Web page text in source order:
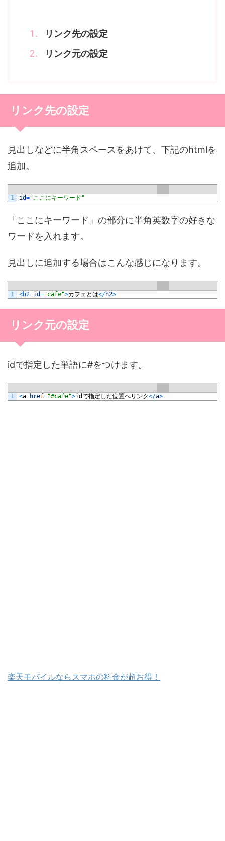
リンク先の設定
リンク元の設定
リンク先の設定
見出しなどに半角スペースをあけて、下記のhtmlを
追加。
1 id="ここにキーワード"
「ここにキーワード」の部分に半角英数字の好きな
ワードを入れます。
見出しに追加する場合はこんな感じになります。
1 <h2 id="cafe">カフェとは</h2>
リンク元の設定
idで指定した単語に#をつけます。
1 <a href="#cafe">idで指定した位置へリンク</a>
楽天モバイルならスマホの料金が超お得！